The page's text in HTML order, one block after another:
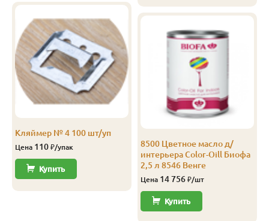
Кляймер № 4 100 шт/уп
Цена 110 ₽/упак
Купить
8500 Цветное масло д/
интерьера Color-Oill Биофа
2,5 л 8546 Венге
Цена 14 756 ₽/шт
Купить